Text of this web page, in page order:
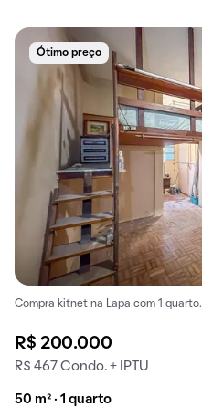
Ótimo preço
Compra kitnet na Lapa com 1 quarto.
R$ 200.000
R$ 467 Condo. + IPTU
50 m² · 1 quarto